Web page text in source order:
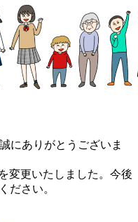
にありがとうございま
変更いたしました。 今後
ださい。